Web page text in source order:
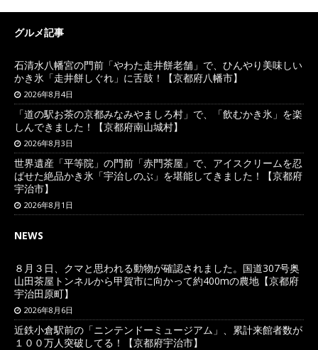
グルメ記事
石清水八幡宮の門前「やわた走井餅老舗」で、ひんやり美味しい
かき氷「走井餅しぐれ」に舌鼓！【京都府八幡市】
2026年8月4日
「道の駅お茶の京都みなみやましろ村」で、「飲むかき氷」を楽
しんできました！【京都府南山城村】
2026年8月3日
世界遺産「平等院」の門前「赤門茶屋」で、アイスクリームを忍
ばせた絶品かき氷「宇治しのぶ」を堪能してきました！【京都府
宇治市】
2026年8月1日
NEWS
８月３日、クマと思われる動物が確認されました。国道307号奥
山田茶屋トンネルから甲賀市に向かって約400mの農地【京都府
宇治田原町】
2026年8月6日
近鉄小倉駅前の「ニンテンドーミュージアム」、累計来館者数が
１００万人突破してる！【京都府宇治市】